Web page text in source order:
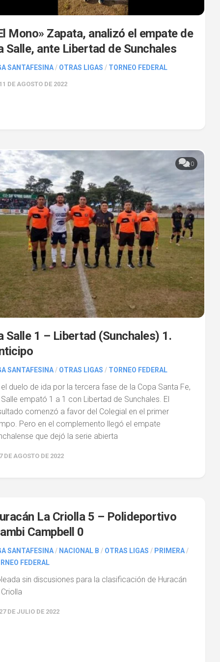
Mono» Zapata, analizó el empate de
Salle, ante Libertad de Sunchales
SANTAFESINA / OTRAS LIGAS / TORNEO FEDERAL
DE AGOSTO DE 2022
0
Salle 1 – Libertad (Sunchales) 1.
SANTAFESINA / OTRAS LIGAS / TORNEO FEDERAL
el duelo de ida por la tercera fase de la Copa Santa Fe,
empató 1 a 1 con Libertad de Sunchales. El
comenzó a favor del Colegial en el primer
Pero en el complemento llegó el empate
que dejó la serie abierta
DE AGOSTO DE 2022
La Criolla 5 – Polideportivo
Campbell 0
SANTAFESINA / NACIONAL B / OTRAS LIGAS / PRIMERA /
FEDERAL
sin discusiones para la clasificación de Huracán
DE JULIO DE 2022